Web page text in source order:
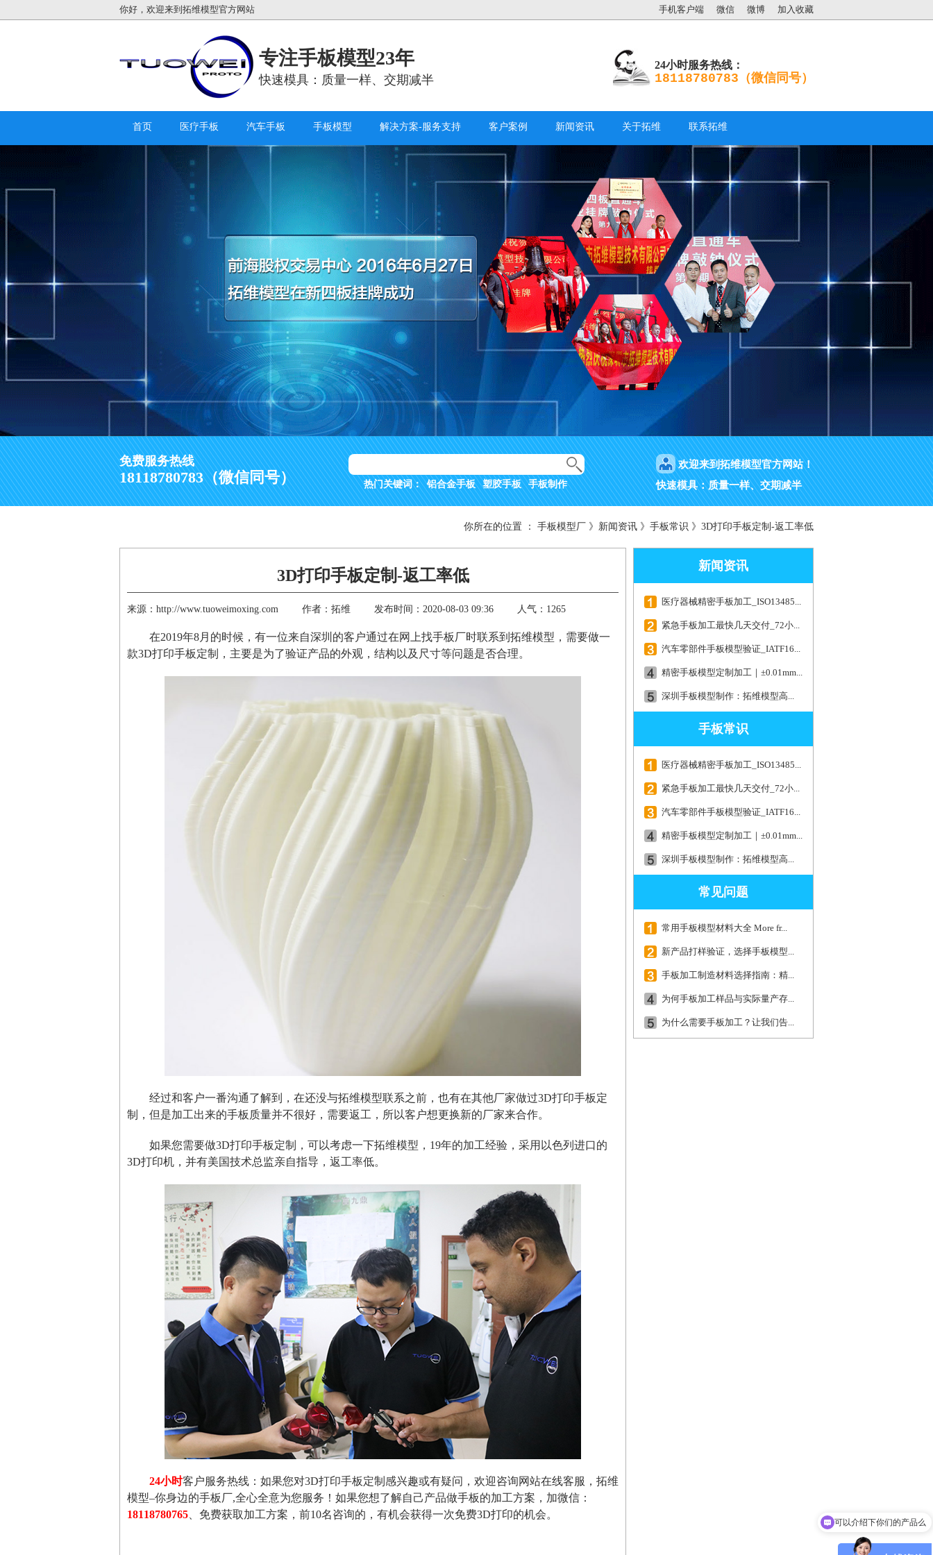
你好，欢迎来到拓维模型官方网站 手机客户端 微信 微博 加入收藏
专注手板模型23年
快速模具：质量一样、交期减半
24小时服务热线：
18118780783（微信同号）
首页 医疗手板 汽车手板 手板模型 解决方案-服务支持 客户案例 新闻资讯 关于拓维 联系拓维
免费服务热线
18118780783（微信同号） 热门关键词： 铝合金手板 塑胶手板 手板制作
欢迎来到拓维模型官方网站！
快速模具：质量一样、交期减半
你所在的位置 ： 手板模型厂 》 新闻资讯 》 手板常识 》 3D打印手板定制-返工率低
3D打印手板定制-返工率低
来源：http://www.tuoweimoxing.com 作者：拓维 发布时间：2020-08-03 09:36 人气：1265
在2019年8月的时候，有一位来自深圳的客户通过在网上找手板厂时联系到拓维模型，需要做一
款3D打印手板定制，主要是为了验证产品的外观，结构以及尺寸等问题是否合理。
经过和客户一番沟通了解到，在还没与拓维模型联系之前，也有在其他厂家做过3D打印手板定
制，但是加工出来的手板质量并不很好，需要返工，所以客户想更换新的厂家来合作。
如果您需要做3D打印手板定制，可以考虑一下拓维模型，19年的加工经验，采用以色列进口的
3D打印机，并有美国技术总监亲自指导，返工率低。
24小时客户服务热线：如果您对3D打印手板定制感兴趣或有疑问，欢迎咨询网站在线客服，拓维
模型–你身边的手板厂,全心全意为您服务！如果您想了解自己产品做手板的加工方案，加微信：
18118780765 、免费获取加工方案，前10名咨询的，有机会获得一次免费3D打印的机会。
新闻资讯
医疗器械精密手板加工_ISO13485...
紧急手板加工最快几天交付_72小...
汽车零部件手板模型验证_IATF16...
精密手板模型定制加工｜±0.01mm...
深圳手板模型制作：拓维模型高...
手板常识
医疗器械精密手板加工_ISO13485...
紧急手板加工最快几天交付_72小...
汽车零部件手板模型验证_IATF16...
精密手板模型定制加工｜±0.01mm...
深圳手板模型制作：拓维模型高...
常见问题
常用手板模型材料大全 More fr...
新产品打样验证，选择手板模型...
手板加工制造材料选择指南：精...
为何手板加工样品与实际量产存...
为什么需要手板加工？让我们告...
可以介绍下你们的产品么